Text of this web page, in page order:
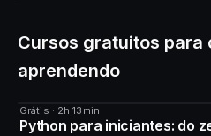
Cursos gratuitos para
aprendendo
CURSO
Grátis · 2h 13min
Python para iniciantes: do